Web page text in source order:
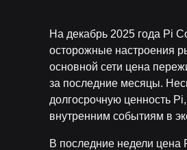
На декабрь 2025 года Pi
осторожные настроения
основной сети цена
за последние месяцы.
долгосрочную ценность
внутренним событиям в
В последние недели цена